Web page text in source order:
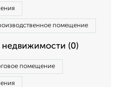
помещение
(0)
помещение